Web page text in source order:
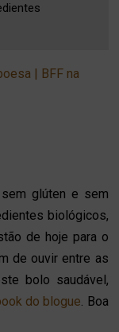
| BFF na
glúten e sem
biológicos,
de hoje para o
de ouvir entre as
bolo saudável,
do blogue. Boa